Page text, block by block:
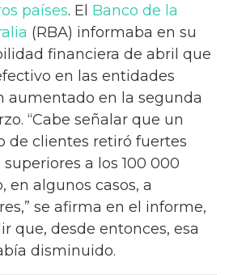
países. El Banco de la
(RBA) informaba en su
financiera de abril que
en las entidades
aumentado en la segunda
“Cabe señalar que un
de clientes retiró fuertes
a los 100 000
en algunos casos, a
se afirma en el informe,
que, desde entonces, esa
disminuido.